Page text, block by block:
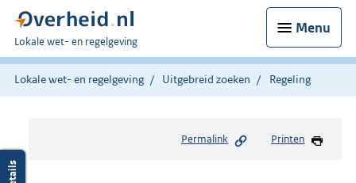
Menu
U
bent
hier:
Lokale wet- en regelgeving
Lokale wet- en regelgeving Uitgebreid zoeken Regeling
Permalink Printen